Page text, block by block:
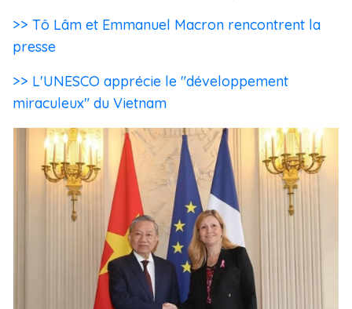
>> Tô Lâm et Emmanuel Macron rencontrent la
presse
>> L'UNESCO apprécie le "développement
miraculeux" du Vietnam